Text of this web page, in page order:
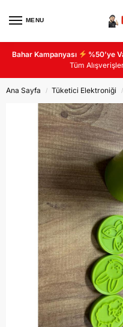
MENU
Bahar Kampanyası %50’ye
Tüm
Ana Sayfa / Tüketici Elektroniği /